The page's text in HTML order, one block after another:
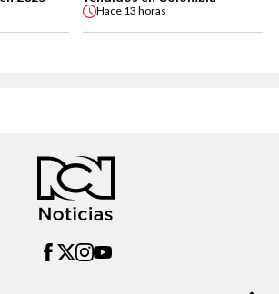
Hace 13 horas